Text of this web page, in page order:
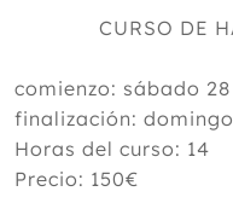
CURSO DE
comienzo: sábado
finalización:
Horas del curso: 14
Precio: 150€